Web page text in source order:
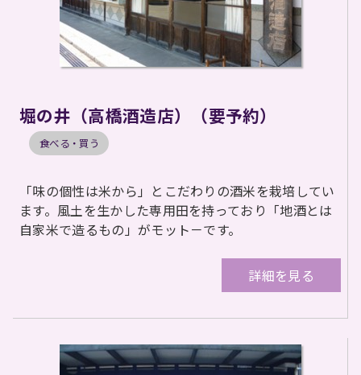
堀の井（高橋酒造店）（要予約）
食べる・買う
「味の個性は米から」とこだわりの酒米を栽培してい
ます。風土を生かした専用田を持っており「地酒とは
自家米で造るもの」がモット－です。
詳細を見る